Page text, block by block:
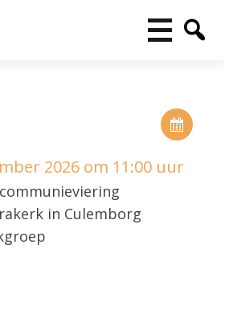
2026 om 11:00 uur
in Culemborg